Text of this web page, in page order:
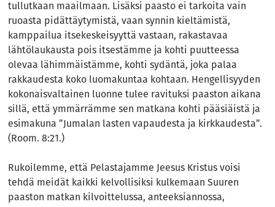
tullutkaan maailmaan. Lisäksi paasto ei tarkoita vain
ruoasta pidättäytymistä, vaan synnin kieltämistä,
kamppailua itsekeskeisyyttä vastaan, rakastavaa
lähtölaukausta pois itsestämme ja kohti puutteessa
olevaa lähimmäistämme, kohti sydäntä, joka palaa
rakkaudesta koko luomakuntaa kohtaan. Hengellisyyden
kokonaisvaltainen luonne tulee ravituksi paaston aikana
sillä, että ymmärrämme sen matkana kohti pääsiäistä ja
esimakuna ”Jumalan lasten vapaudesta ja kirkkaudesta”.
(Room. 8:21.)
Rukoilemme, että Pelastajamme Jeesus Kristus voisi
tehdä meidät kaikki kelvollisiksi kulkemaan Suuren
paaston matkan kilvoittelussa, anteeksiannossa,